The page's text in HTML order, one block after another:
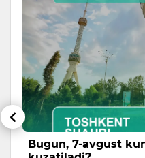
Bugun, 7-avgust